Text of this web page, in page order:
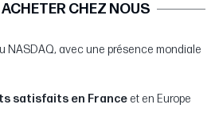
CHEZ NOUS
NASDAQ, avec une présence mondiale
satisfaits en France et en Europe